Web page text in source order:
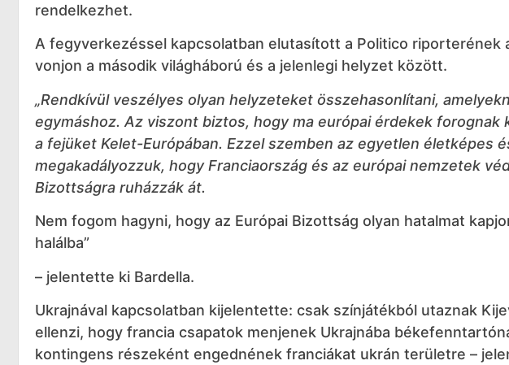
rendelkezhet.
A fegyverkezéssel kapcsolatban elutasított a Politico riporterének
vonjon a második világháború és a jelenlegi helyzet között.
„Rendkívül veszélyes olyan helyzeteket összehasonlítani,
egymáshoz. Az viszont biztos, hogy ma európai érdekek forognak
a fejüket Kelet-Európában. Ezzel szemben az egyetlen életképes
megakadályozzuk, hogy Franciaország és az európai nemzetek
Bizottságra ruházzák át.
Nem fogom hagyni, hogy az Európai Bizottság olyan hatalmat
halálba”
– jelentette ki Bardella.
Ukrajnával kapcsolatban kijelentette: csak színjátékból utaznak
ellenzi, hogy francia csapatok menjenek Ukrajnába
kontingens részeként engednének franciákat ukrán területre –